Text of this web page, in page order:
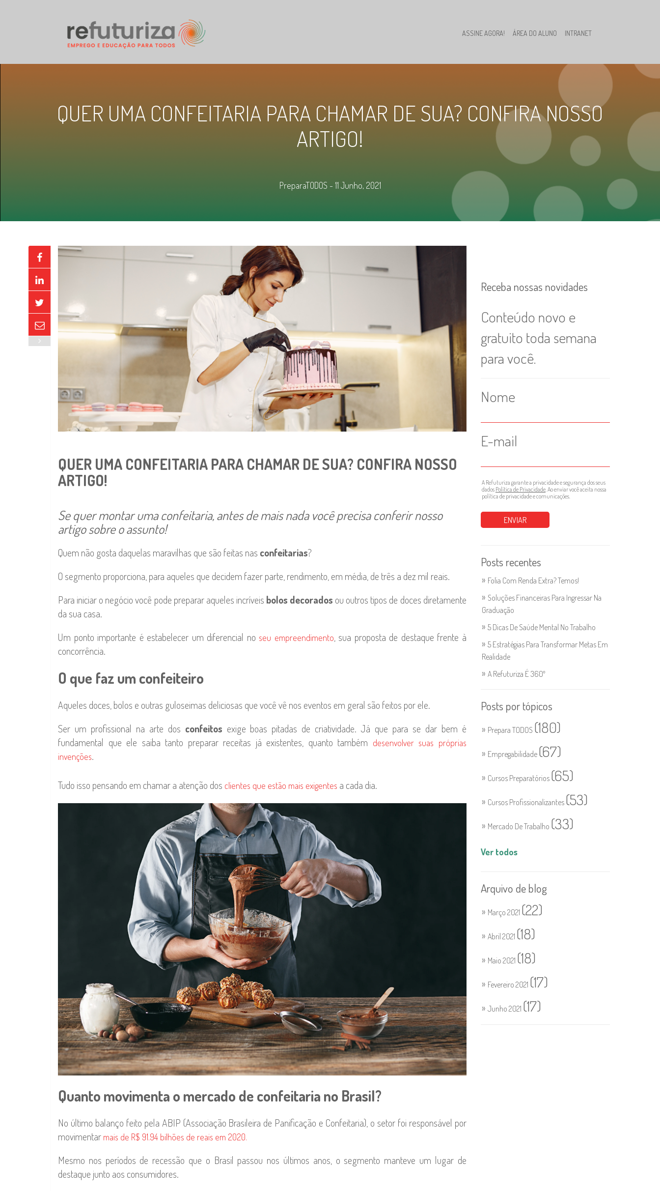
ASSINE AGORA! ÁREA DO ALUNO INTRANET
QUER UMA CONFEITARIA PARA CHAMAR DE SUA? CONFIRA NOSSO
ARTIGO!
PreparaTODOS - 11 Junho, 2021
QUER UMA CONFEITARIA PARA CHAMAR DE SUA? CONFIRA NOSSO
ARTIGO!
Se quer montar uma confeitaria, antes de mais nada você precisa conferir nosso
artigo sobre o assunto!
Quem não gosta daquelas maravilhas que são feitas nas confeitarias?
O segmento proporciona, para aqueles que decidem fazer parte, rendimento, em média, de três a dez mil reais.
Para iniciar o negócio você pode preparar aqueles incríveis bolos decorados ou outros tipos de doces diretamente
da sua casa.
Um ponto importante é estabelecer um diferencial no seu empreendimento , sua proposta de destaque frente à
concorrência.
O que faz um confeiteiro
Aqueles doces, bolos e outras guloseimas deliciosas que você vê nos eventos em geral são feitos por ele.
Ser um profissional na arte dos confeitos exige boas pitadas de criatividade. Já que para se dar bem é
fundamental que ele saiba tanto preparar receitas já existentes, quanto também desenvolver suas próprias
invenções.
Tudo isso pensando em chamar a atenção dos clientes que estão mais exigentes a cada dia.
Quanto movimenta o mercado de confeitaria no Brasil?
No último balanço feito pela ABIP (Associação Brasileira de Panificação e Confeitaria), o setor foi responsável por
movimentar mais de R$ 91.94 bilhões de reais em 2020.
Mesmo nos períodos de recessão que o Brasil passou nos últimos anos, o segmento manteve um lugar de
destaque junto aos consumidores.
Receba nossas novidades
Conteúdo novo e
gratuito toda semana
para você.
Nome
E-mail
A Refuturiza garante a privacidade e segurança dos seus
dados Política de Privacidade. Ao enviar você aceita nossa
política de privacidade e comunicações.
Posts recentes
Folia Com Renda Extra? Temos!
Soluções Financeiras Para Ingressar Na
Graduação
5 Dicas De Saúde Mental No Trabalho
5 Estratégias Para Transformar Metas Em
Realidade
A Refuturiza É 360º
Posts por tópicos
Prepara TODOS (180)
Empregabilidade (67)
Cursos Preparatórios (65)
Cursos Profissionalizantes (53)
Mercado De Trabalho (33)
Ver todos
Arquivo de blog
Março 2021 (22)
Abril 2021 (18)
Maio 2021 (18)
Fevereiro 2021 (17)
Junho 2021 (17)